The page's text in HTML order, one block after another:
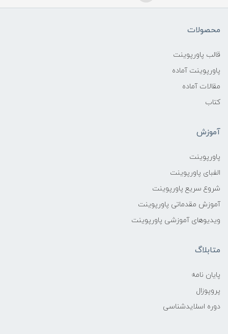
محصولات
قالب پاورپوینت
پاورپوینت آماده
مقالات آماده
کتاب
آموزش
پاورپوینت
الفبای پاورپوینت
شروع سریع پاورپوینت
آموزش مقدماتی پاورپوینت
ویدیوهای آموزشی پاورپوینت
متابلاگ
پایان نامه
پروپوزال
دوره اسلایدشناسی